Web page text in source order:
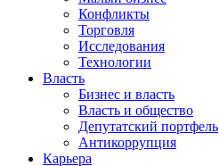
Конфликты
Торговля
Исследования
Технологии
Власть
Бизнес и власть
Власть и общество
Депутатский портфель
Антикоррупция
Карьера